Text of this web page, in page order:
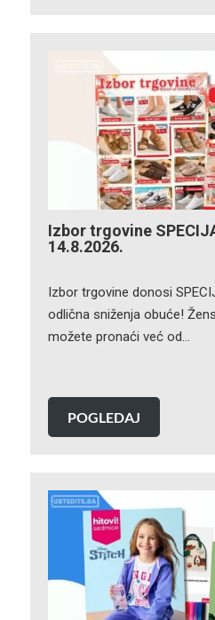
Izbor trgovine
14.8.2026.
Izbor trgovine donosi
odlična sniženja obuće!
možete pronaći već od…
POGLEDAJ